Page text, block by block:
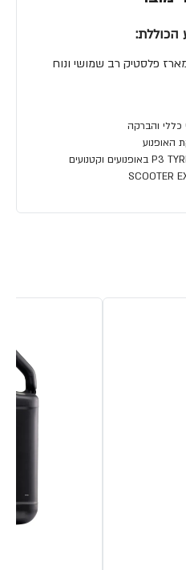
הכוללת:
בתוך מארז פלסטיק רב שמושי ונוח